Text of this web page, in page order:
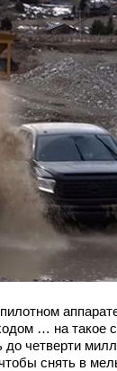
… на такое
четверти
снять в